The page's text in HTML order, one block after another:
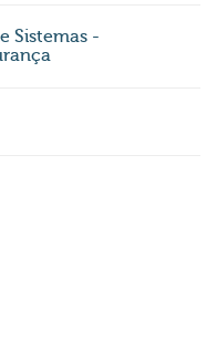
Sistemas -